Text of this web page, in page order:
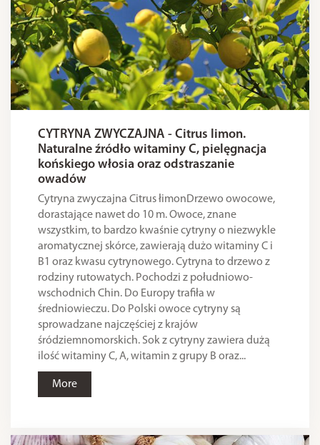
CYTRYNA ZWYCZAJNA - Citrus limon.
Naturalne źródło witaminy C, pielęgnacja
końskiego włosia oraz odstraszanie
owadów
Cytryna zwyczajna Citrus łimonDrzewo owocowe,
dorastające nawet do 10 m. Owoce, znane
wszystkim, to bardzo kwaśnie cytryny o niezwykle
aromatycznej skórce, zawierają dużo witaminy C i
B1 oraz kwasu cytrynowego. Cytryna to drzewo z
rodziny rutowatych. Pochodzi z południowo-
wschodnich Chin. Do Europy trafiła w
średniowieczu. Do Polski owoce cytryny są
sprowadzane najczęściej z krajów
śródziemnomorskich. Sok z cytryny zawiera dużą
ilość witaminy C, A, witamin z grupy B oraz...
More